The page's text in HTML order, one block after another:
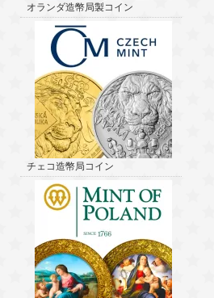
オランダ造幣局製コイン
チェコ造幣局コイン